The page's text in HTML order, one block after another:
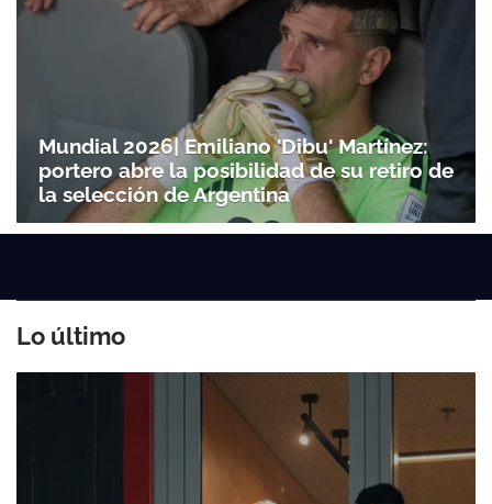
Mundial 2026| Emiliano 'Dibu' Martínez:
portero abre la posibilidad de su retiro de
la selección de Argentina
Lo último